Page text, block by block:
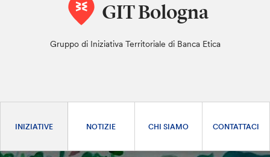
GIT Bologna
Gruppo di Iniziativa Territoriale di Banca Etica
INIZIATIVE NOTIZIE CHI SIAMO CONTATTACI